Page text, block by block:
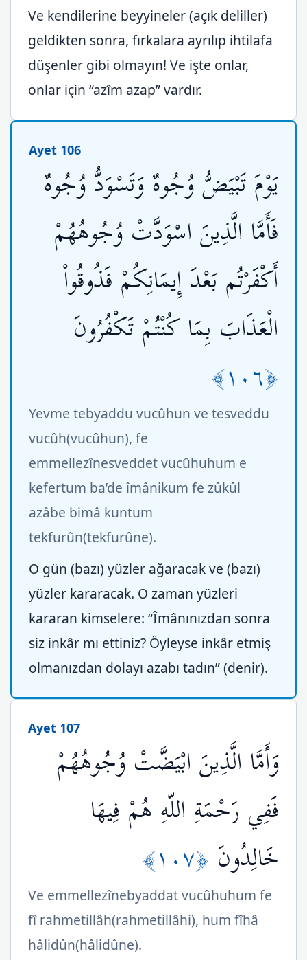
Ve kendilerine beyyineler (açık deliller)
geldikten sonra, fırkalara ayrılıp ihtilafa
düşenler gibi olmayın! Ve işte onlar,
onlar için “azîm azap” vardır.
Ayet 106
يَوْمَ تَبْيَضُّ وُجُوهٌ وَتَسْوَدُّ وُجُوهٌ
فَأَمَّا الَّذِينَ اسْوَدَّتْ وُجُوهُهُمْ
أَكْفَرْتُم بَعْدَ إِيمَانِكُمْ فَذُوقُواْ
الْعَذَابَ بِمَا كُنْتُمْ تَكْفُرُونَ
﴿١٠٦﴾
Yevme tebyaddu vucûhun ve tesveddu
vucûh(vucûhun), fe
emmellezînesveddet vucûhuhum e
kefertum ba’de îmânikum fe zûkûl
azâbe bimâ kuntum
tekfurûn(tekfurûne).
O gün (bazı) yüzler ağaracak ve (bazı)
yüzler kararacak. O zaman yüzleri
kararan kimselere: “Îmânınızdan sonra
siz inkâr mı ettiniz? Öyleyse inkâr etmiş
olmanızdan dolayı azabı tadın” (denir).
Ayet 107
وَأَمَّا الَّذِينَ ابْيَضَّتْ وُجُوهُهُمْ
فَفِي رَحْمَةِ اللّهِ هُمْ فِيهَا
خَالِدُونَ ﴿١٠٧﴾
Ve emmellezînebyaddat vucûhuhum fe
fî rahmetillâh(rahmetillâhi), hum fîhâ
hâlidûn(hâlidûne).